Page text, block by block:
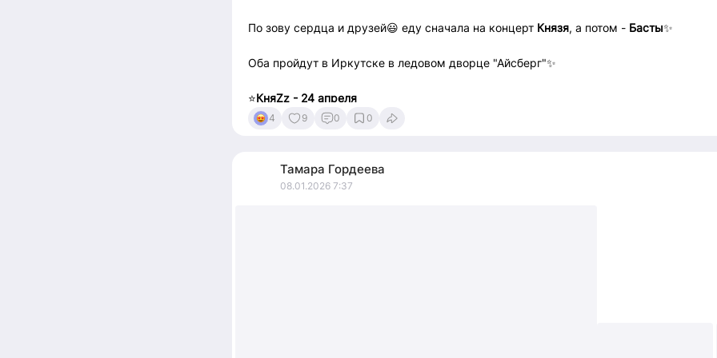
По зову сердца и друзей😃 еду сначала на концерт Князя, а потом - Басты✨
Оба пройдут в Иркутске в ледовом дворце "Айсберг"✨
⭐️КняZz - 24 апреля
⭐️Баста - 20-21 мая
чтобы вдоволь нагуляться по Иркутску, съездить на Байкал, наесться омулька и
4 9 0 0
Тамара Гордеева
08.01.2026 7:37